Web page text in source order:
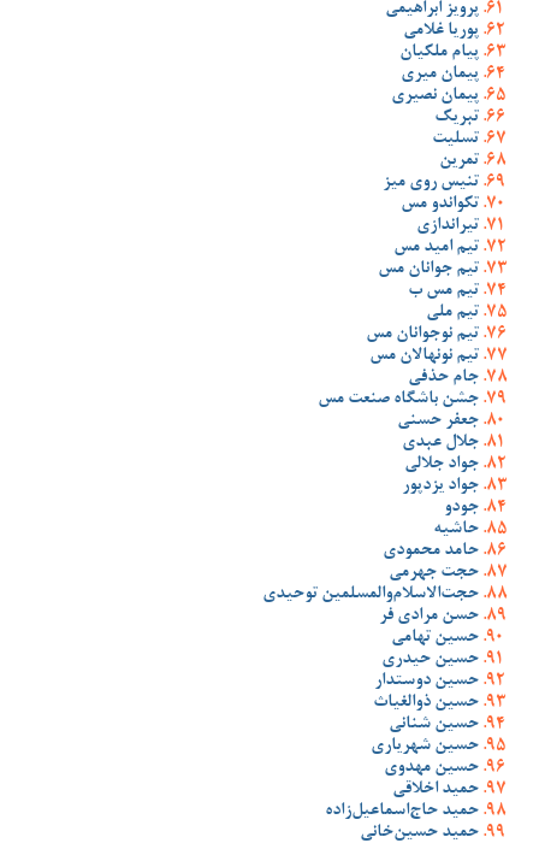
پرویز ابراهیمی
پوریا غلامی
پیام ملکیان
پیمان میری
پیمان نصیری
تبریک
تسلیت
تمرین
تنیس روی میز
تکواندو مس
تیراندازی
تیم امید مس
تیم جوانان مس
تیم مس ب
تیم ملی
تیم نوجوانان مس
تیم نونهالان مس
جام حذفی
جشن باشگاه صنعت مس
جعفر حسنی
جلال عبدی
جواد جلالی
جواد یزدپور
جودو
حاشیه
حامد محمودی
حجت جهرمی
حجت‌الاسلام‌والمسلمین توحیدی
حسن مرادی فر
حسین تهامی
حسین حیدری
حسین دوستدار
حسین ذوالغیاث
حسین شنانی
حسین شهریاری
حسین مهدوی
حمید اخلاقی
حمید حاج‌اسماعیل‌زاده
حمید حسین‌خانی